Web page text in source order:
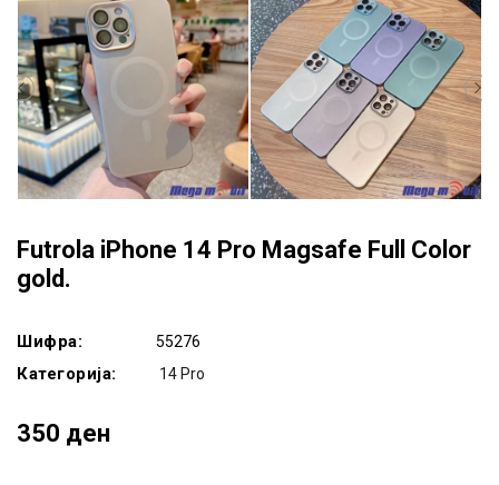
Futrola iPhone 14 Pro Magsafe Full Color
gold.
Шифра: 55276
Категорија: 14 Pro
350 ден